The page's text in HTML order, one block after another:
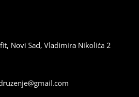
Novi Sad, Vladimira Nikolića 2